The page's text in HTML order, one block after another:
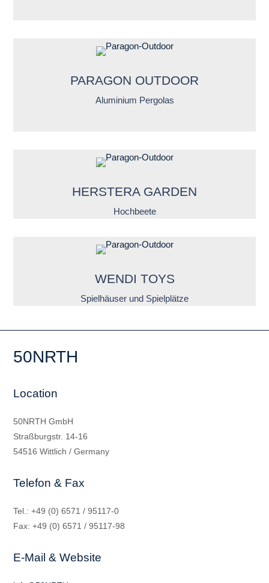
PARAGON OUTDOOR
Aluminium Pergolas
HERSTERA GARDEN
Hochbeete
WENDI TOYS
Spielhäuser und Spielplätze
50NRTH
Location
50NRTH GmbH
Straßburgstr. 14-16
54516 Wittlich / Germany
Telefon & Fax
Tel.: +49 (0) 6571 / 95117-0
Fax: +49 (0) 6571 / 95117-98
E-Mail & Website